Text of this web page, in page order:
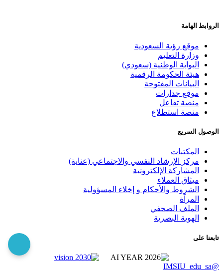
الروابط الهامة
موقع رؤية السعودية
وزارة التعليم
البوابة الوطنية (سعودي)
هيئة الحكومة الرقمية
البيانات المفتوحة
موقع جدارات
منصة تفاعل
منصة استطلاع
الوصول السريع
المكتبات
مركز الإرشاد النفسي والاجتماعي (عناية)
المشاركة الإلكترونية
ميثاق العملاء
الشروط والأحكام و إخلاء المسؤولية
المرآة
الملف الصحفي
الهوية البصرية
تابعنا على
@IMSIU_edu_sa